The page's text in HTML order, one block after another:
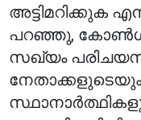
അട്ടിമറിക്കുക
പറഞ്ഞു,
സഖ്യം